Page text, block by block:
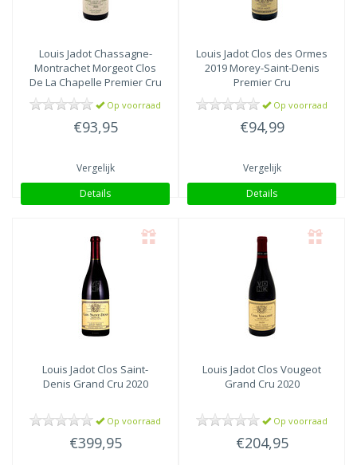
Louis JadotChassagne-
Montrachet Morgeot Clos
De La Chapelle Premier Cru
2020
Op voorraad
€93,95
Vergelijk
Details
Louis Jadot Clos des Ormes
2019 Morey-Saint-Denis
Premier Cru
Op voorraad
€94,99
Vergelijk
Details
Louis Jadot Clos Saint-
Denis Grand Cru 2020
Op voorraad
€399,95
Louis Jadot Clos Vougeot
Grand Cru 2020
Op voorraad
€204,95